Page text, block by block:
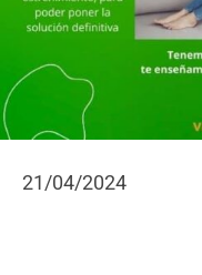
21/04/2024